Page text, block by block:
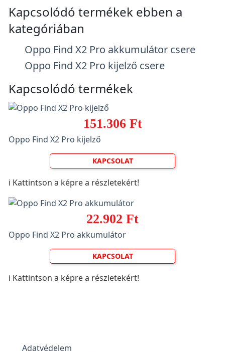
Kapcsolódó termékek ebben a
kategóriában
Oppo Find X2 Pro akkumulátor csere
Oppo Find X2 Pro kijelző csere
Kapcsolódó termékek
151.306 Ft
Oppo Find X2 Pro kijelző
KAPCSOLAT
ℹ️ Kattintson a képre a részletekért!
22.902 Ft
Oppo Find X2 Pro akkumulátor
KAPCSOLAT
ℹ️ Kattintson a képre a részletekért!
Adatvédelem